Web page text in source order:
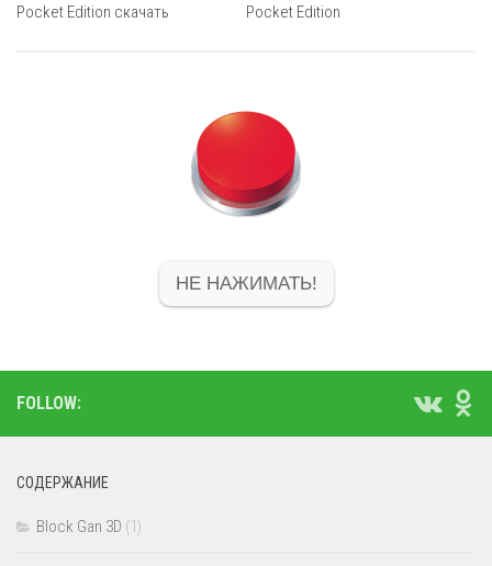
Pocket Edition скачать
Pocket Edition
НЕ НАЖИМАТЬ!
FOLLOW:
СОДЕРЖАНИЕ
Block Gan 3D (1)